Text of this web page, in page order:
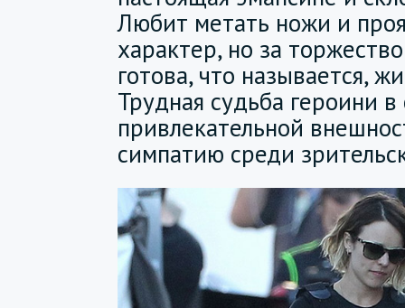
Любит метать ножи и
характер, но за
готова, что называется,
Трудная судьба героини в
привлекательной
симпатию среди